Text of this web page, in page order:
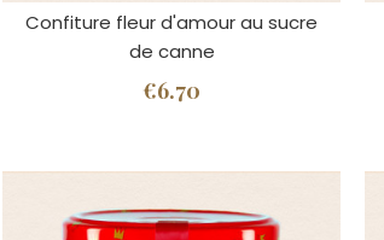
Confiture fleur d'amour au sucre
de canne
€6.70